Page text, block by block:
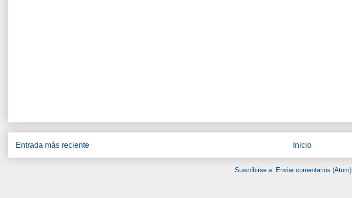
Entrada más reciente Inicio
Suscribirse a: Enviar comentarios (Atom)